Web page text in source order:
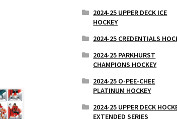
2024-25 UPPER DECK ICE
HOCKEY
2024-25 CREDENTIALS
2024-25 PARKHURST
CHAMPIONS HOCKEY
2024-25 O-PEE-CHEE
PLATINUM HOCKEY
2024-25 UPPER DECK
EXTENDED SERIES